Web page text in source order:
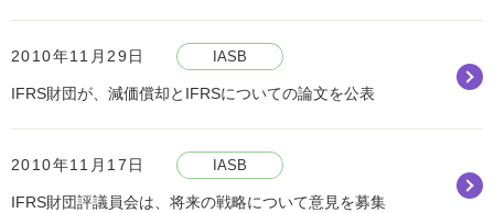
2010年11月29日 IASB
IFRS財団が、減価償却とIFRSについての論文を公表
2010年11月17日 IASB
IFRS財団評議員会は、将来の戦略について意見を募集